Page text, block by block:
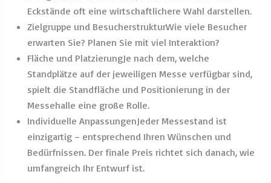
Wie viel möchten Sie investieren?
Bei Insel- und Kopfständen sind sowohl Standplatz als auch
Design und Aufbau teurer, während Reihen- und Eckstände
oft eine wirtschaftlichere Wahl darstellen.
Zielgruppe & Besucherstruktur
Wie viele Besucher erwarten Sie? Planen Sie mit viel
Interaktion?